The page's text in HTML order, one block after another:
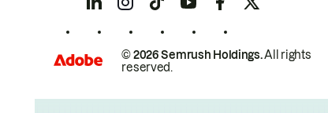
© 2026 Semrush Holdings.All rights
reserved.